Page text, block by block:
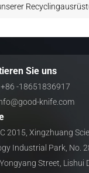
Sie uns
+86 -18651836917
knife.com
2015, Xingzhuang
Industrial Park, No.
Street, Lishui